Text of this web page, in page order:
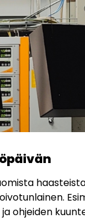
ohjeiden